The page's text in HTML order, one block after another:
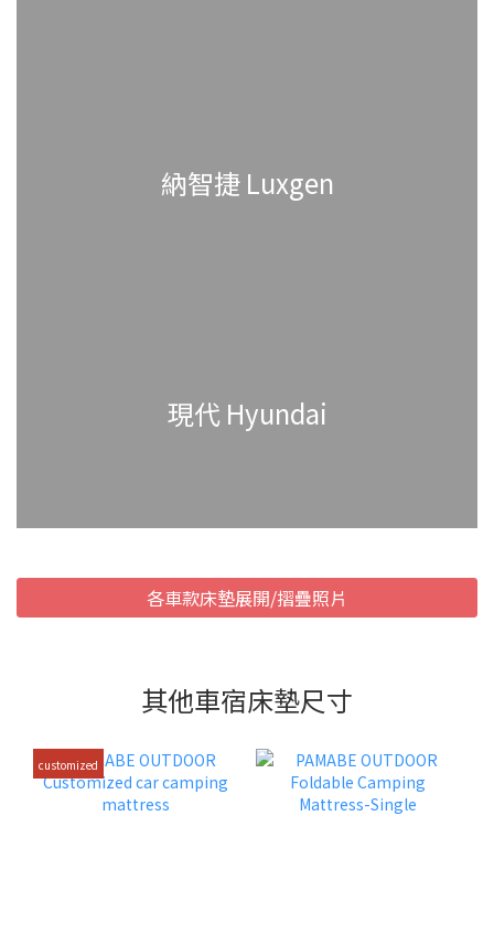
納智捷 Luxgen
現代 Hyundai
各車款床墊展開/摺疊照片
其他車宿床墊尺寸
customized